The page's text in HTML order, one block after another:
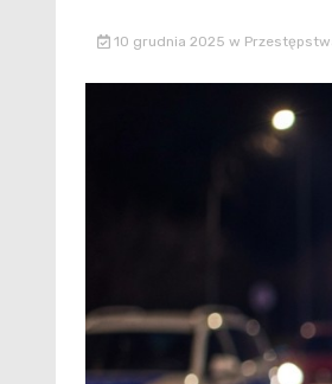
10 grudnia 2025 w